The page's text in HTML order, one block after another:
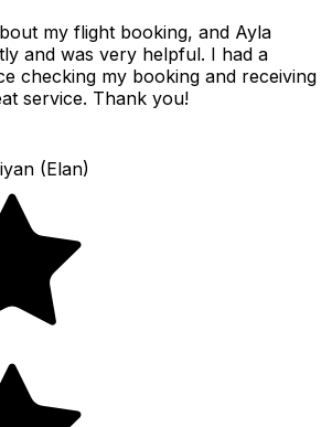
my flight booking, and Ayla
and was very helpful. I had a
checking my booking and receiving
service. Thank you!
(Elan)